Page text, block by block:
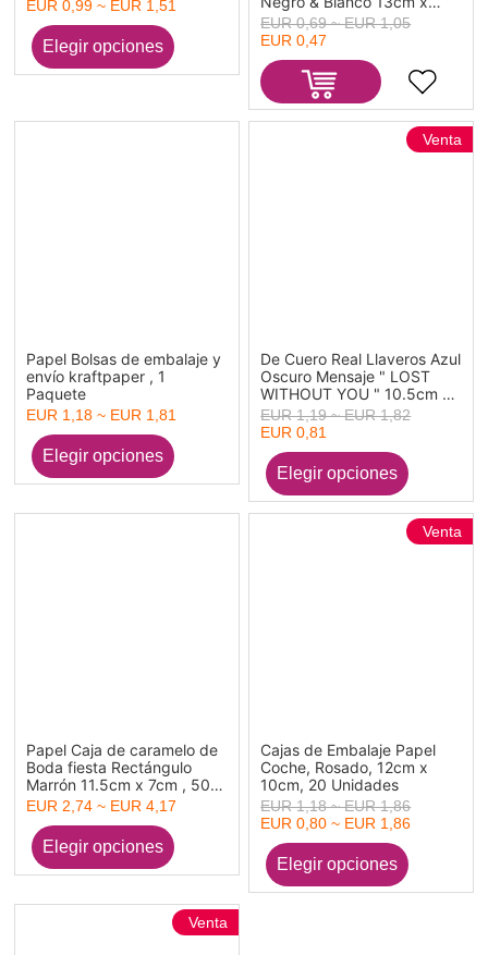
EUR 0,99 ~ EUR 1,51
12.5cm x 6cm , 1 Unidad
EUR 0,69 ~ EUR 1,05
EUR 0,47
Papel Bolsas de embalaje y
envío kraftpaper , 1
Paquete
EUR 1,18 ~ EUR 1,81
De Cuero Real Llaveros Azul
Oscuro Mensaje " LOST
WITHOUT YOU " 10.5cm x
2cm, 1 Unidad
Venta
EUR 1,19 ~ EUR 1,82
EUR 0,81
Papel Caja de caramelo de
Boda fiesta Rectángulo
Marrón 11.5cm x 7cm , 50
Unidades
EUR 2,74 ~ EUR 4,17
Cajas de Embalaje Papel
Coche, Rosado, 12cm x
10cm, 20 Unidades
Venta
EUR 1,18 ~ EUR 1,86
EUR 0,80 ~ EUR 1,86
Venta